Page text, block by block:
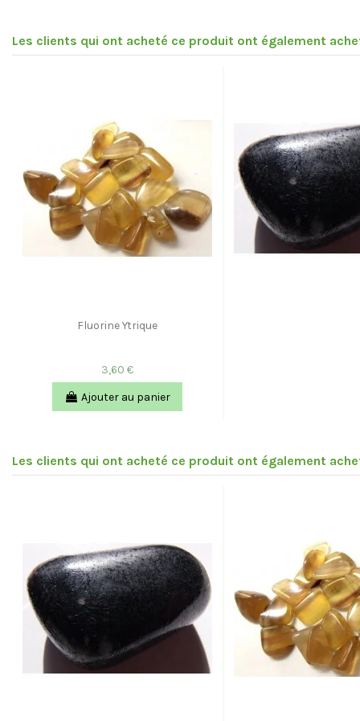
Les clients qui ont acheté ce produit ont également
Fluorine Ytrique
3,60 €
Ajouter au panier
Les clients qui ont acheté ce produit ont également